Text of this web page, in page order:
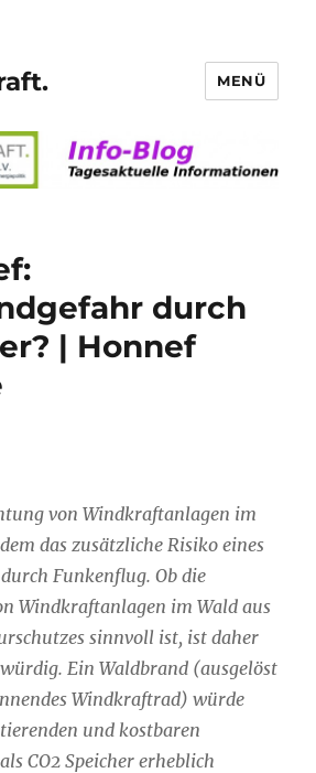
MENÜ
durch
| Honnef
von Windkraftanlagen im
das zusätzliche Risiko eines
Funkenflug. Ob die
Windkraftanlagen im Wald aus
sinnvoll ist, ist daher
Ein Waldbrand (ausgelöst
Windkraftrad) würde
und kostbaren
CO2 Speicher erheblich